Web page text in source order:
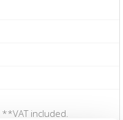
included.